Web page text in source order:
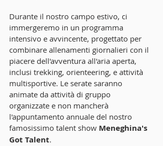
Durante il nostro campo estivo, ci
immergeremo in un programma
intensivo e avvincente, progettato per
combinare allenamenti giornalieri con il
piacere dell'avventura all'aria aperta,
inclusi trekking, orienteering, e attività
multisportive. Le serate saranno
animate da attività di gruppo
organizzate e non mancherà
l'appuntamento annuale del nostro
famosissimo talent show Meneghina's
Got Talent.